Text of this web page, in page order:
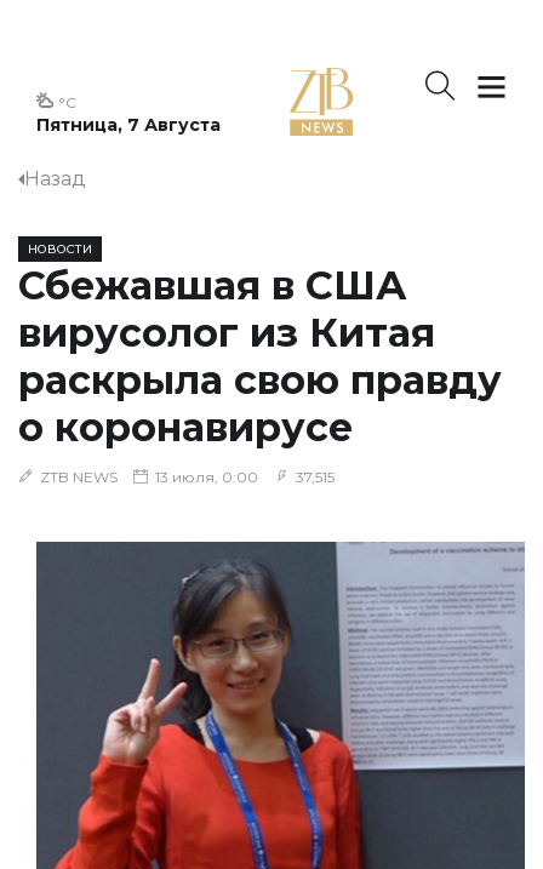
Пятница, 7 Августа
°C
Назад
НОВОСТИ
Сбежавшая в США
вирусолог из Китая
раскрыла свою правду
о коронавирусе
ZTB NEWS 13 июля, 0:00 37,515